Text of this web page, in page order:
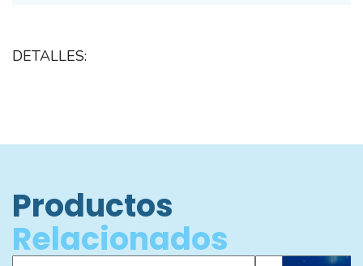
DETALLES:
Productos
Relacionados